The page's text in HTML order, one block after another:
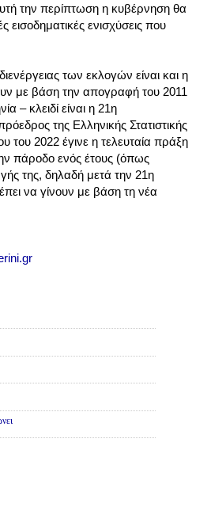
την περίπτωση η κυβέρνηση θα
ενισχύσεις που
των εκλογών είναι και η
με βάση την απογραφή του 2011
– κλειδί είναι η 21η
της Ελληνικής Στατιστικής
2022 έγινε η τελευταία πράξη
πάροδο ενός έτους (όπως
της, δηλαδή μετά την 21η
να γίνουν με βάση τη νέα